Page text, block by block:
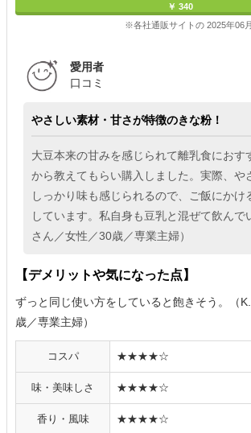
￥ 340
※各社通販サイトの 2025年06
愛用者
口コミ
やさしい素材・甘さが特徴のきな粉！
大豆本来の甘みを感じられて離乳食におす
から教えてもらい購入しました。実際、や
しっかり味も感じられるので、ご飯にかけ
しています。私自身も豆乳と混ぜて飲んで
さん／女性／30歳／専業主婦）
【デメリットや気になった点】
ずっと同じ使い方をしていると飽きそう。（
歳／専業主婦）
コスパ ★★★★☆
味・美味しさ ★★★★☆
香り・風味 ★★★★☆